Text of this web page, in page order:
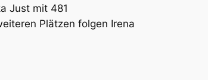
Just mit 481
Plätzen folgen Irena